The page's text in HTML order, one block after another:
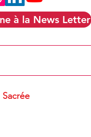
à la News Letter